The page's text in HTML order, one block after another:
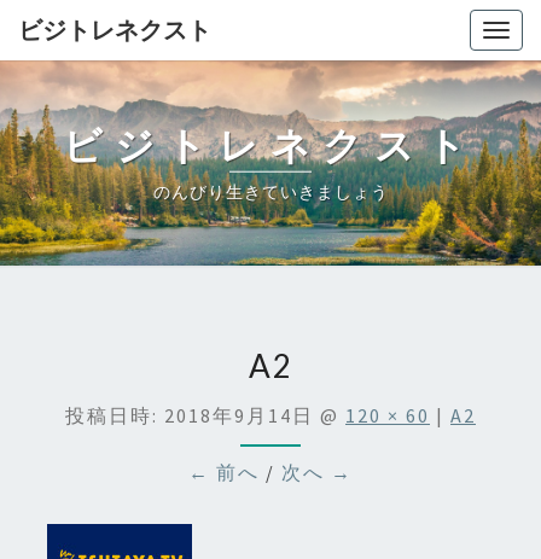
ビジトレネクスト
ビジトレネクスト
のんびり生きていきましょう
A2
投稿日時: 2018年9月14日 @ 120 × 60 | A2
← 前へ / 次へ →